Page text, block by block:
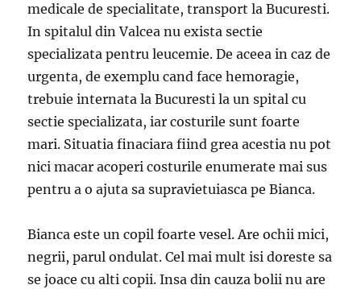
medicale de specialitate, transport la Bucuresti.
In spitalul din Valcea nu exista sectie
specializata pentru leucemie. De aceea in caz de
urgenta, de exemplu cand face hemoragie,
trebuie internata la Bucuresti la un spital cu
sectie specializata, iar costurile sunt foarte
mari. Situatia finaciara fiind grea acestia nu pot
nici macar acoperi costurile enumerate mai sus
pentru a o ajuta sa supravietuiasca pe Bianca.
Bianca este un copil foarte vesel. Are ochii mici,
negrii, parul ondulat. Cel mai mult isi doreste sa
se joace cu alti copii. Insa din cauza bolii nu are